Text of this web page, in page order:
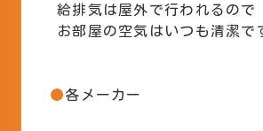
給排気は屋外で行われるので
お部屋の空気はいつも清潔で
各メーカー